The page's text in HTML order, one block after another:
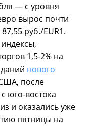
— с уровня
вырос почти
руб./EUR1.
1,5-2% на
нового
после
юго-востока
и оказались уже
пятницы на